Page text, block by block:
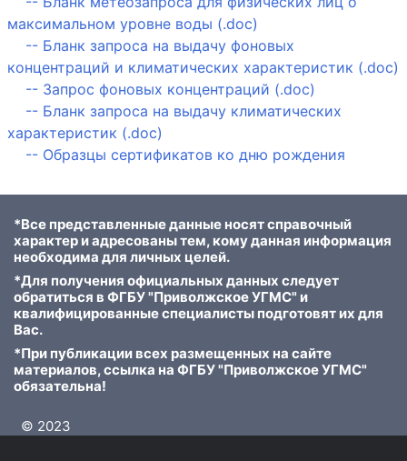
максимальном уровне воды (.doc)
-- Бланк запроса на выдачу фоновых
концентраций и климатических характеристик (.doc)
-- Запрос фоновых концентраций (.doc)
-- Бланк запроса на выдачу климатических
характеристик (.doc)
-- Образцы сертификатов ко дню рождения
*Все представленные данные носят справочный
характер и адресованы тем, кому данная информация
необходима для личных целей.
*Для получения официальных данных следует
обратиться в ФГБУ "Приволжское УГМС" и
квалифицированные специалисты подготовят их для
Вас.
*При публикации всех размещенных на сайте
материалов, ссылка на ФГБУ "Приволжское УГМС"
обязательна!
© 2023